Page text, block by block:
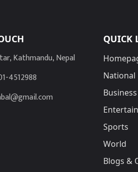
Kathmandu, Nepal
4512988
QUICK
National
Business
Sports
World
Blogs &